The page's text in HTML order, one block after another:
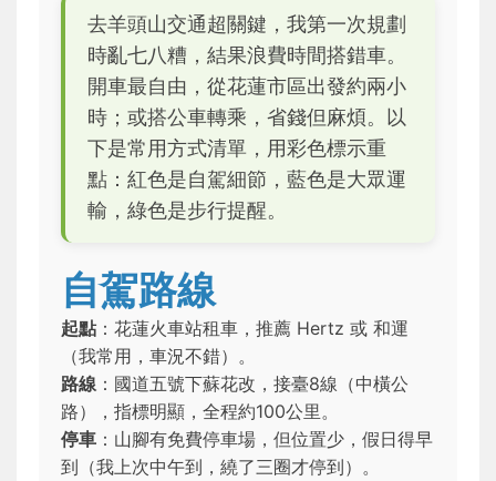
去羊頭山交通超關鍵，我第一次規劃
時亂七八糟，結果浪費時間搭錯車。
開車最自由，從花蓮市區出發約兩小
時；或搭公車轉乘，省錢但麻煩。以
下是常用方式清單，用彩色標示重
點： 紅色是自駕細節 ， 藍色是大眾運
輸 ， 綠色是步行提醒。
自駕路線
起點 ：花蓮火車站租車，推薦 Hertz 或 和運
（我常用，車況不錯）。
路線 ：國道五號下蘇花改，接臺8線（中橫公
路），指標明顯，全程約100公里。
停車 ：山腳有免費停車場，但位置少，假日得早
到（我上次中午到，繞了三圈才停到）。